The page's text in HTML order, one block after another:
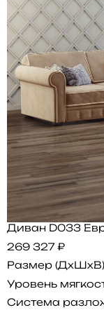
Диван D033
269 327 ₽
Размер (ДхШхВ)
Уровень
Система